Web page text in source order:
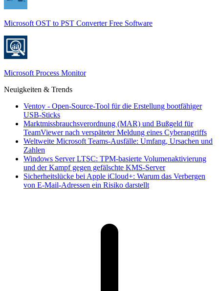
Microsoft OST to PST Converter Free Software
Microsoft Process Monitor
Neuigkeiten & Trends
Ventoy - Open-Source-Tool für die Erstellung bootfähiger
USB-Sticks
Marktmissbrauchsverordnung (MAR) und Bußgeld für
TeamViewer nach verspäteter Meldung eines Cyberangriffs
Weltweite Microsoft Teams-Ausfälle: Umfang, Ursachen und
Zahlen
Windows Server LTSC: TPM-basierte Volumenaktivierung
und der Kampf gegen gefälschte KMS-Server
Sicherheitslücke bei Apple iCloud+: Warum das Verbergen
von E-Mail-Adressen ein Risiko darstellt